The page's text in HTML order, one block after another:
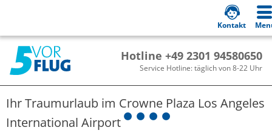
Hotline +49 2301 94580650
Service Hotline: täglich von 8-22 Uhr
Kontakt
Ihr Traumurlaub im Crowne Plaza Los Angeles
International Airport